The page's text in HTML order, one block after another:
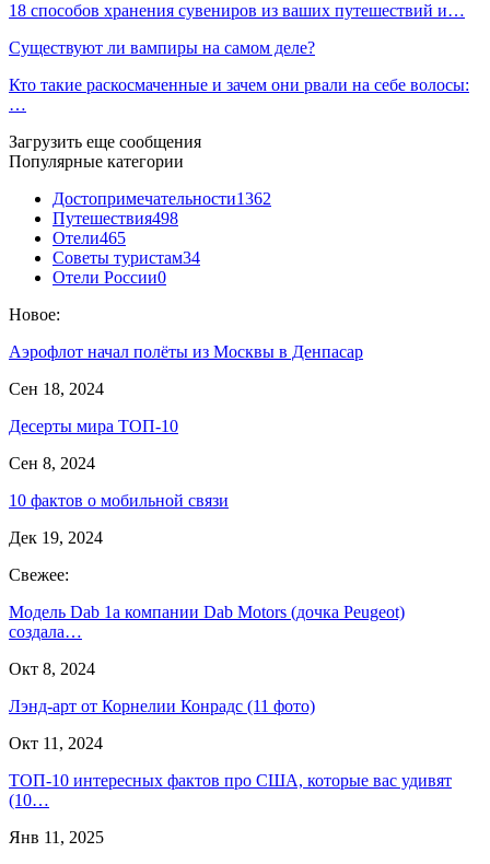
18 способов хранения сувениров из ваших путешествий и…
Существуют ли вампиры на самом деле?
Кто такие раскосмаченные и зачем они рвали на себе волосы:
…
Загрузить еще сообщения
Популярные категории
Достопримечательности1362
Путешествия498
Отели465
Советы туристам34
Отели России0
Новое:
Аэрофлот начал полёты из Москвы в Денпасар
Сен 18, 2024
Десерты мира ТОП-10
Сен 8, 2024
10 фактов о мобильной связи
Дек 19, 2024
Свежее:
Модель Dab 1a компании Dab Motors (дочка Peugeot)
создала…
Окт 8, 2024
Лэнд-арт от Корнелии Конрадс (11 фото)
Окт 11, 2024
ТОП-10 интересных фактов про США, которые вас удивят
(10…
Янв 11, 2025